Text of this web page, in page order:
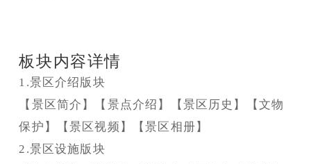
板块内容详情
1.景区介绍版块
【景区简介】【景点介绍】【景区历史】【文物
保护】【景区视频】【景区相册】
2.景区设施版块